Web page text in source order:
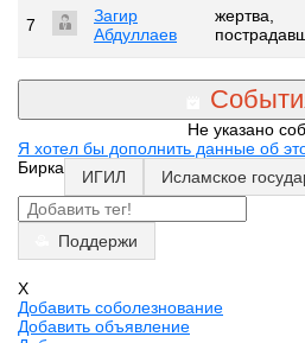
7
Загир
Абдуллаев
жертва,
Не указано
Я хотел бы дополнить данные об
Бирка
ИГИЛ Исламское
Поддержи
X
Добавить соболезнование
Добавить объявление